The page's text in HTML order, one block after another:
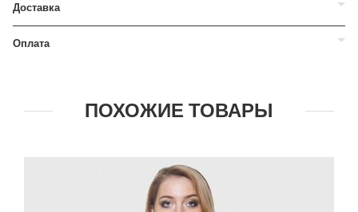
Доставка
Оплата
ПОХОЖИЕ ТОВАРЫ